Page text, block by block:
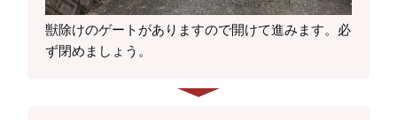
獣除けのゲートがありますので開けて進みます。必
ず閉めましょう。